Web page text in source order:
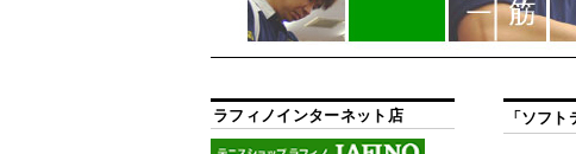
「ソフト
ラフィノインターネット店